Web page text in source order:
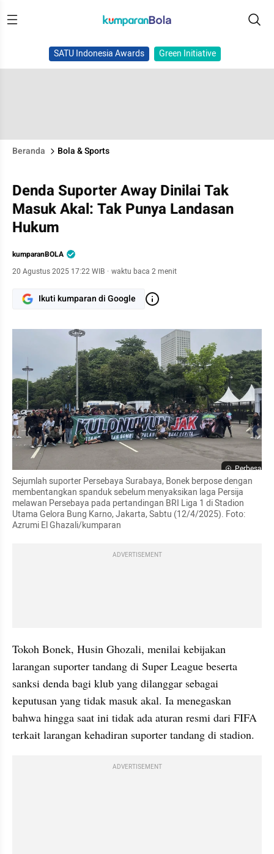
SATU Indonesia Awards Green Initiative
Beranda Bola & Sports
Denda Suporter Away Dinilai Tak
Masuk Akal: Tak Punya Landasan
Hukum
kumparanBOLA
20 Agustus 2025 17:22 WIB · waktu baca 2 menit
Ikuti kumparan di Google
Perbesar
Sejumlah suporter Persebaya Surabaya, Bonek berpose dengan
membentangkan spanduk sebelum menyaksikan laga Persija
melawan Persebaya pada pertandingan BRI Liga 1 di Stadion
Utama Gelora Bung Karno, Jakarta, Sabtu (12/4/2025). Foto:
Azrumi El Ghazali/kumparan
ADVERTISEMENT
Tokoh Bonek, Husin Ghozali, menilai kebijakan
larangan suporter tandang di Super League beserta
sanksi denda bagi klub yang dilanggar sebagai
keputusan yang tidak masuk akal. Ia menegaskan
bahwa hingga saat ini tidak ada aturan resmi dari FIFA
terkait larangan kehadiran suporter tandang di stadion.
ADVERTISEMENT